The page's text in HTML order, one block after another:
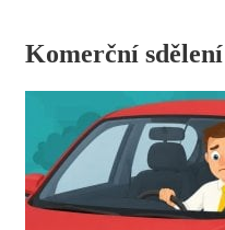
Komerční sdělení